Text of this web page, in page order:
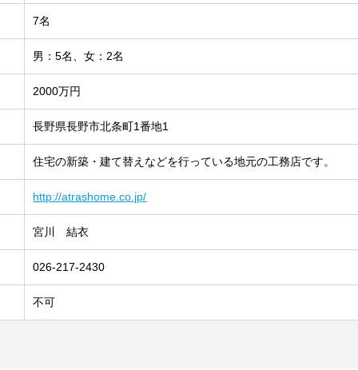
7名
男：5名、女：2名
2000万円
長野県長野市北条町1番地1
住宅の新築・建て替えなどを行っている地元の工務店です。
http://atrashome.co.jp/
宮川 結衣
026-217-2430
不可